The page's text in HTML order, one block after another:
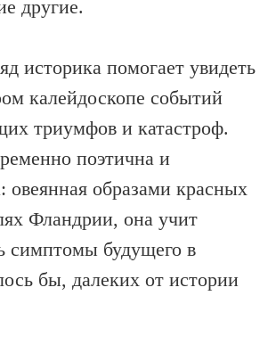
другие.
историка помогает увидеть
калейдоскопе событий
триумфов и катастроф.
поэтична и
овеянная образами красных
Фландрии, она учит
симптомы будущего в
бы, далеких от истории